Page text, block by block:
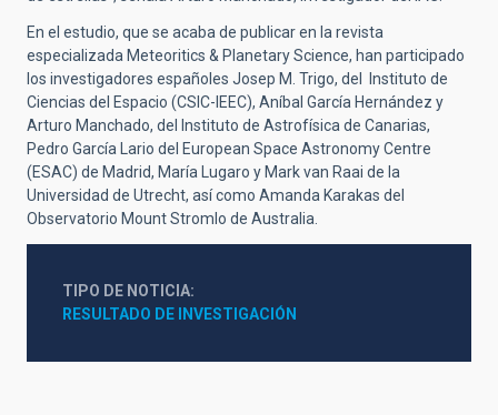
En el estudio, que se acaba de publicar en la revista
especializada Meteoritics & Planetary Science, han participado
los investigadores españoles Josep M. Trigo, del Instituto de
Ciencias del Espacio (CSIC-IEEC), Aníbal García Hernández y
Arturo Manchado, del Instituto de Astrofísica de Canarias,
Pedro García Lario del European Space Astronomy Centre
(ESAC) de Madrid, María Lugaro y Mark van Raai de la
Universidad de Utrecht, así como Amanda Karakas del
Observatorio Mount Stromlo de Australia.
TIPO DE NOTICIA
RESULTADO DE INVESTIGACIÓN